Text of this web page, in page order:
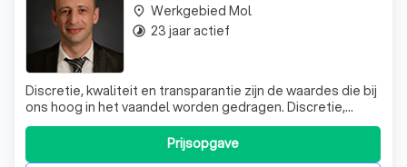
Discretie, kwaliteit en transparantie zijn de waardes die bij
ons hoog in het vaandel worden gedragen. Discretie,
omdat U van een advocaat mag verwachten dat hij Uw
zaak met de nodige ernst en sereniteit behandelt.
Kwaliteit, omdat U mag verwachten dat Uw zaak met de
Prijsopgave
place Werkgebied Mol
timelapse 23 jaar actief